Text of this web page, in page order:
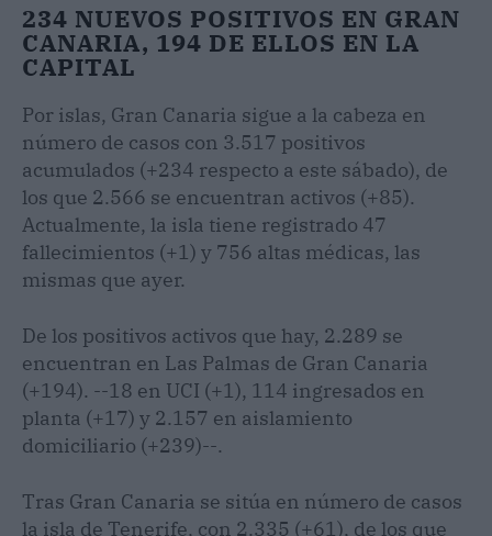
234 NUEVOS POSITIVOS EN GRAN
CANARIA, 194 DE ELLOS EN LA
CAPITAL
Por islas, Gran Canaria sigue a la cabeza en
número de casos con 3.517 positivos
acumulados (+234 respecto a este sábado), de
los que 2.566 se encuentran activos (+85).
Actualmente, la isla tiene registrado 47
fallecimientos (+1) y 756 altas médicas, las
mismas que ayer.
De los positivos activos que hay, 2.289 se
encuentran en Las Palmas de Gran Canaria
(+194). --18 en UCI (+1), 114 ingresados en
planta (+17) y 2.157 en aislamiento
domiciliario (+239)--.
Tras Gran Canaria se sitúa en número de casos
la isla de Tenerife, con 2.335 (+61), de los que